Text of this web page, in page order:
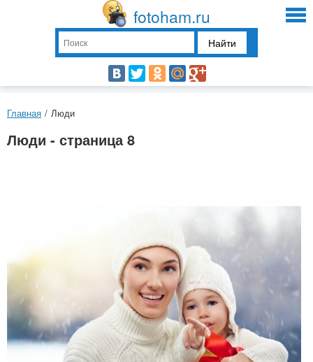
fotoham.ru
Найти
Главная / Люди
Люди - страница 8